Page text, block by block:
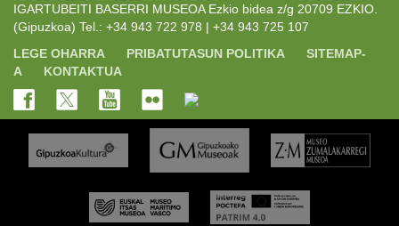
IGARTUBEITI BASERRI MUSEOA Ezkio bidea z/g 20709 EZKIO.
(Gipuzkoa) Tel.: +34 943 722 978 | +34 943 725 107
LEGE OHARRA
PRIBATUTASUN POLITIKA
SITEMAP-
A
KONTAKTUA